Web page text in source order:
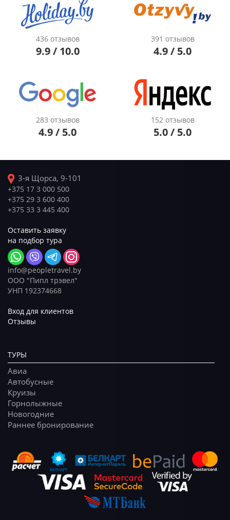
436 отзывов
9.9 / 10.0
391 отзывов
4.9 / 5.0
283 отзывов
4.9 / 5.0
152 отзывов
5.0 / 5.0
3-я Щорса, 9-101
+375 17 3 000 500
+375 29 3 600 400
+375 33 3 445 400
Оставить заявку
на подбор тура
info@peopletravel.by
ООО "Пипл трэвел"
УНП 192374668
Вход для клиентов
Отзывы
ТУРЫ
Авиа
Автобусные
Круизы
Горнолыжные
Новогодние
Раннее бронирование